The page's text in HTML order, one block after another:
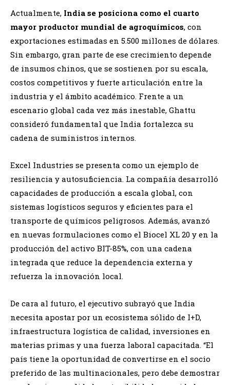
Actualmente, India se posiciona como el cuarto
mayor productor mundial de agroquímicos, con
exportaciones estimadas en 5.500 millones de dólares.
Sin embargo, gran parte de ese crecimiento depende
de insumos chinos, que se sostienen por su escala,
costos competitivos y fuerte articulación entre la
industria y el ámbito académico. Frente a un
escenario global cada vez más inestable, Ghattu
consideró fundamental que India fortalezca su
cadena de suministros internos.
Excel Industries se presenta como un ejemplo de
resiliencia y autosuficiencia. La compañía desarrolló
capacidades de producción a escala global, con
sistemas logísticos seguros y eficientes para el
transporte de químicos peligrosos. Además, avanzó
en nuevas formulaciones como el Biocel XL 20 y en la
producción del activo BIT-85%, con una cadena
integrada que reduce la dependencia externa y
refuerza la innovación local.
De cara al futuro, el ejecutivo subrayó que India
necesita apostar por un ecosistema sólido de I+D,
infraestructura logística de calidad, inversiones en
materias primas y una fuerza laboral capacitada. “El
país tiene la oportunidad de convertirse en el socio
preferido de las multinacionales, pero debe demostrar